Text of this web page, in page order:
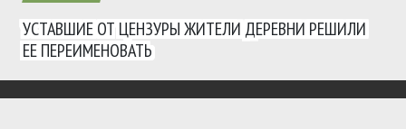
УСТАВШИЕ ОТ ЦЕНЗУРЫ ЖИТЕЛИ ДЕРЕВНИ РЕШИЛИ
ЕЕ ПЕРЕИМЕНОВАТЬ